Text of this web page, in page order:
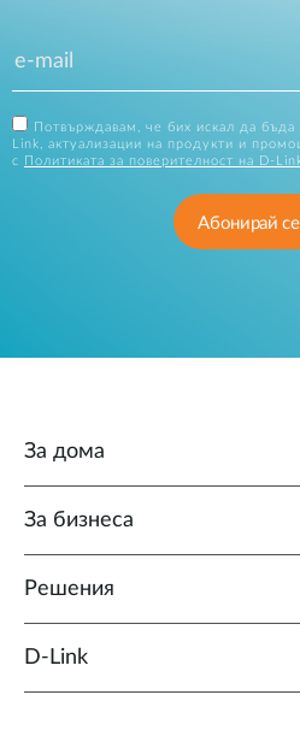
Потвърждавам, че бих искал да
Link, актуализации на продукти и
с
Политиката за поверителност на D-
Абонирай се
За дома
За бизнеса
Решения
D‑Link